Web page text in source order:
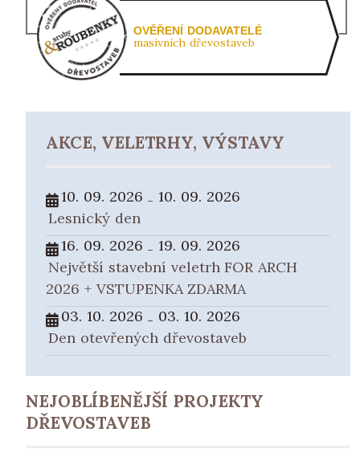
OVĚŘENÍ DODAVATELÉ
masivních dřevostaveb
AKCE, VELETRHY, VÝSTAVY
10. 09. 2026 -10. 09. 2026
Lesnický den
16. 09. 2026 -19. 09. 2026
Největší stavební veletrh FOR ARCH
2026 + VSTUPENKA ZDARMA
03. 10. 2026 - 03. 10. 2026
Den otevřených dřevostaveb
NEJOBLÍBENĚJŠÍ PROJEKTY
DŘEVOSTAVEB